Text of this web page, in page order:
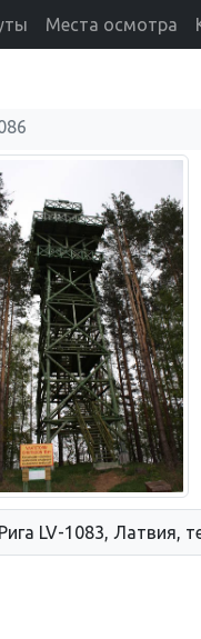
Места осмотра
LV-1083, Латвия,